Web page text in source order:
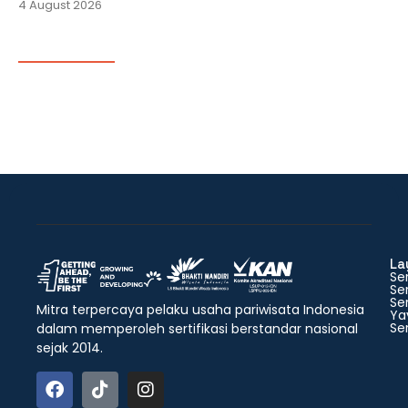
4 August 2026
Mitra terpercaya pelaku usaha pariwisata Indonesia
dalam memperoleh sertifikasi berstandar nasional
sejak 2014.